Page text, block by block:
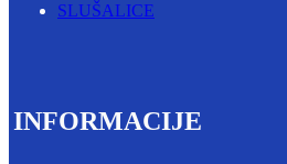
SLUŠALICE
INFORMACIJE